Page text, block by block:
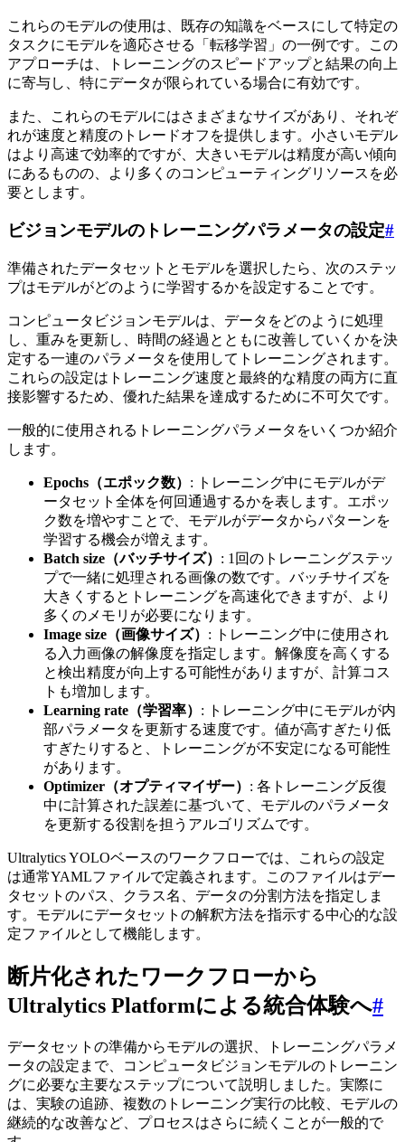
これらのモデルの使用は、既存の知識をベースにして特定の
タスクにモデルを適応させる「転移学習」の一例です。この
アプローチは、トレーニングのスピードアップと結果の向上
に寄与し、特にデータが限られている場合に有効です。
また、これらのモデルにはさまざまなサイズがあり、それぞ
れが速度と精度のトレードオフを提供します。小さいモデル
はより高速で効率的ですが、大きいモデルは精度が高い傾向
にあるものの、より多くのコンピューティングリソースを必
要とします。
ビジョンモデルのトレーニングパラメータの設定#
準備されたデータセットとモデルを選択したら、次のステッ
プはモデルがどのように学習するかを設定することです。
コンピュータビジョンモデルは、データをどのように処理
し、重みを更新し、時間の経過とともに改善していくかを決
定する一連のパラメータを使用してトレーニングされます。
これらの設定はトレーニング速度と最終的な精度の両方に直
接影響するため、優れた結果を達成するために不可欠です。
一般的に使用されるトレーニングパラメータをいくつか紹介
します。
Epochs（エポック数） : トレーニング中にモデルがデ
ータセット全体を何回通過するかを表します。エポッ
ク数を増やすことで、モデルがデータからパターンを
学習する機会が増えます。
Batch size（バッチサイズ） : 1回のトレーニングステッ
プで一緒に処理される画像の数です。バッチサイズを
大きくするとトレーニングを高速化できますが、より
多くのメモリが必要になります。
Image size（画像サイズ） : トレーニング中に使用され
る入力画像の解像度を指定します。解像度を高くする
と検出精度が向上する可能性がありますが、計算コス
トも増加します。
Learning rate（学習率） : トレーニング中にモデルが内
部パラメータを更新する速度です。値が高すぎたり低
すぎたりすると、トレーニングが不安定になる可能性
があります。
Optimizer（オプティマイザー） : 各トレーニング反復
中に計算された誤差に基づいて、モデルのパラメータ
を更新する役割を担うアルゴリズムです。
Ultralytics YOLOベースのワークフローでは、これらの設定
は通常YAMLファイルで定義されます。このファイルはデー
タセットのパス、クラス名、データの分割方法を指定しま
す。モデルにデータセットの解釈方法を指示する中心的な設
定ファイルとして機能します。
断片化されたワークフローから
Ultralytics Platformによる統合体験へ#
データセットの準備からモデルの選択、トレーニングパラメ
ータの設定まで、コンピュータビジョンモデルのトレーニン
グに必要な主要なステップについて説明しました。実際に
は、実験の追跡、複数のトレーニング実行の比較、モデルの
継続的な改善など、プロセスはさらに続くことが一般的で